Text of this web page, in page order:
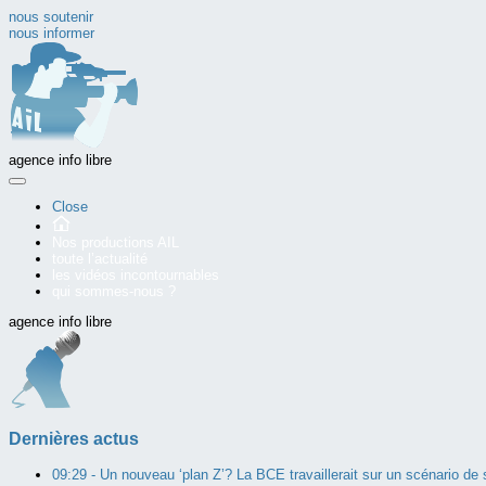
nous soutenir
nous informer
agence info libre
Close
agence info libre
Dernières actus
09:29 - Un nouveau ‘plan Z’? La BCE travaillerait sur un scénario de